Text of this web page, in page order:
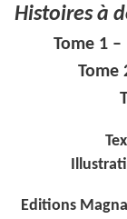
Histoires à
Tome 1
Tome
Editions